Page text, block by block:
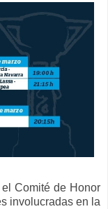
Comité de Honor
involucradas en la